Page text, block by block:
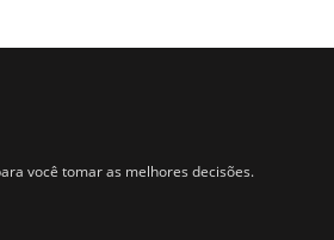
você tomar as melhores decisões.